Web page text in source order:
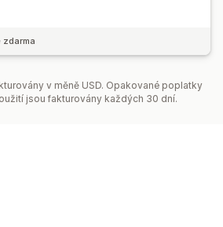
v měně USD. Opakované poplatky
jsou fakturovány každých 30 dní.